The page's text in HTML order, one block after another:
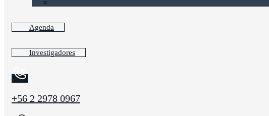
Agenda
Investigadores
+56 2 2978 0967